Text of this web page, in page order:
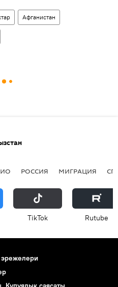
Афганистан
РОССИЯ МИГРАЦИЯ
ТikТоk Rutube
эрежелери